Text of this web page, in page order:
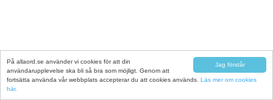
Jag förstår
På allaord.se använder vi cookies för att din
användarupplevelse ska bli så bra som möjligt. Genom att
fortsätta använda vår webbplats accepterar du att cookies används. Läs mer om cookies
här.